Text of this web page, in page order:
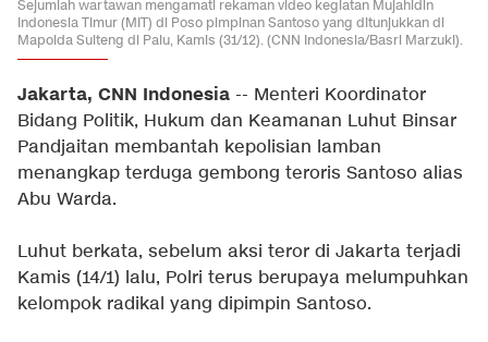
Sejumlah wartawan mengamati rekaman video kegiatan Mujahidin
Indonesia Timur (MIT) di Poso pimpinan Santoso yang ditunjukkan di
Mapolda Sulteng di Palu, Kamis (31/12). (CNN Indonesia/Basri Marzuki).
Jakarta, CNN Indonesia -- Menteri Koordinator
Bidang Politik, Hukum dan Keamanan Luhut Binsar
Pandjaitan membantah kepolisian lamban
menangkap terduga gembong teroris Santoso alias
Abu Warda.
Luhut berkata, sebelum aksi teror di Jakarta terjadi
Kamis (14/1) lalu, Polri terus berupaya melumpuhkan
kelompok radikal yang dipimpin Santoso.